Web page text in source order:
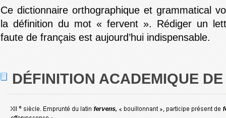
Ce dictionnaire orthographique et grammatical
la définition du mot « fervent ». Rédiger un
faute de français est aujourd’hui indispensable.
DÉFINITION ACADEMIQUE